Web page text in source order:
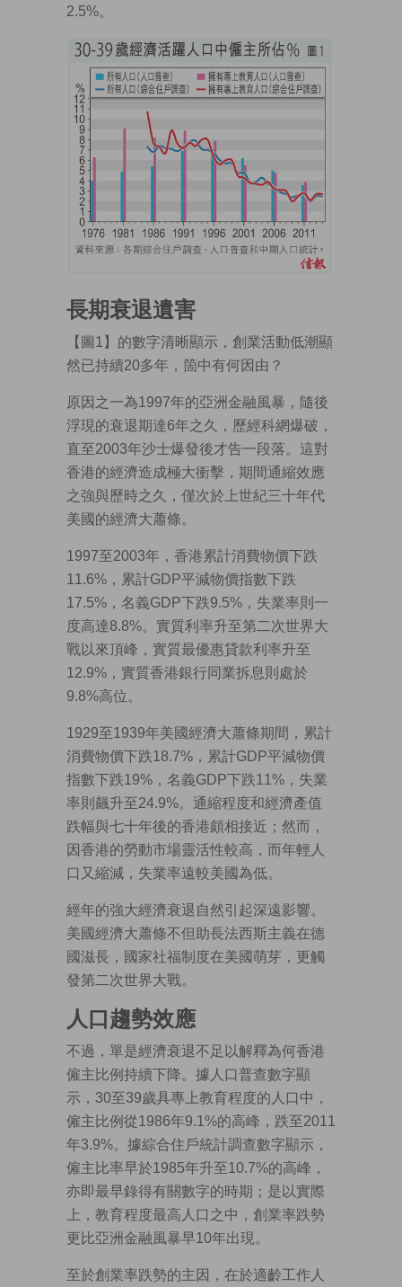
2.5%。
長期衰退遺害
【圖1】的數字清晰顯示，創業活動低潮顯
然已持續20多年，箇中有何因由？
原因之一為1997年的亞洲金融風暴，隨後
浮現的衰退期達6年之久，歷經科網爆破，
直至2003年沙士爆發後才告一段落。這對
香港的經濟造成極大衝擊，期間通縮效應
之強與歷時之久，僅次於上世紀三十年代
美國的經濟大蕭條。
1997至2003年，香港累計消費物價下跌
11.6%，累計GDP平減物價指數下跌
17.5%，名義GDP下跌9.5%，失業率則一
度高達8.8%。實質利率升至第二次世界大
戰以來頂峰，實質最優惠貸款利率升至
12.9%，實質香港銀行同業拆息則處於
9.8%高位。
1929至1939年美國經濟大蕭條期間，累計
消費物價下跌18.7%，累計GDP平減物價
指數下跌19%，名義GDP下跌11%，失業
率則飆升至24.9%。通縮程度和經濟產值
跌幅與七十年後的香港頗相接近；然而，
因香港的勞動市場靈活性較高，而年輕人
口又縮減，失業率遠較美國為低。
經年的強大經濟衰退自然引起深遠影響。
美國經濟大蕭條不但助長法西斯主義在德
國滋長，國家社福制度在美國萌芽，更觸
發第二次世界大戰。
人口趨勢效應
不過，單是經濟衰退不足以解釋為何香港
僱主比例持續下降。據人口普查數字顯
示，30至39歲具專上教育程度的人口中，
僱主比例從1986年9.1%的高峰，跌至2011
年3.9%。據綜合住戶統計調查數字顯示，
僱主比率早於1985年升至10.7%的高峰，
亦即最早錄得有關數字的時期；是以實際
上，教育程度最高人口之中，創業率跌勢
更比亞洲金融風暴早10年出現。
至於創業率跌勢的主因，在於適齡工作人